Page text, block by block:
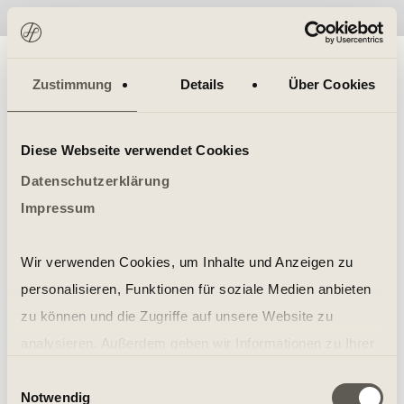
Zustimmung Details Über Cookies
Diese Webseite verwendet Cookies
Datenschutzerklärung
Impressum
Wir verwenden Cookies, um Inhalte und Anzeigen zu
personalisieren, Funktionen für soziale Medien anbieten
zu können und die Zugriffe auf unsere Website zu
soziale Medien, Werbung und Analysen weiter. Unsere
Notwendig